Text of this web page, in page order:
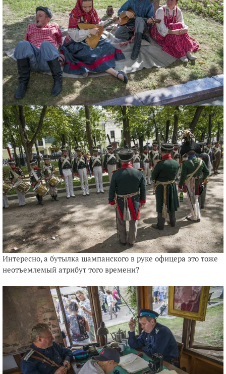
Интересно, а бутылка шампанского в руке офицера это тоже
неотъемлемый атрибут того времени?